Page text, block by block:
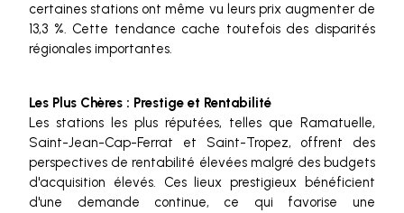
certaines stations ont même vu leurs prix augmenter de
13,3 %. Cette tendance cache toutefois des disparités
régionales importantes.
Les Plus Chères : Prestige et Rentabilité
Les stations les plus réputées, telles que Ramatuelle,
Saint-Jean-Cap-Ferrat et Saint-Tropez, offrent des
perspectives de rentabilité élevées malgré des budgets
d'acquisition élevés. Ces lieux prestigieux bénéficient
d'une demande continue, ce qui favorise une